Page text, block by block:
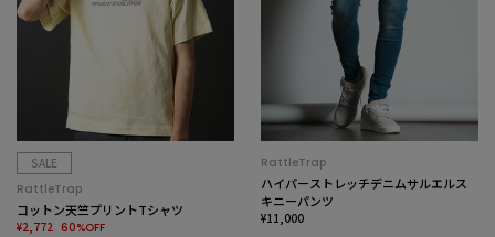
SALE
RattleTrap
コットン天竺プリントTシャツ
¥2,772 60%OFF
RattleTrap
ハイパーストレッチデニムサルエルス
キニーパンツ
¥11,000